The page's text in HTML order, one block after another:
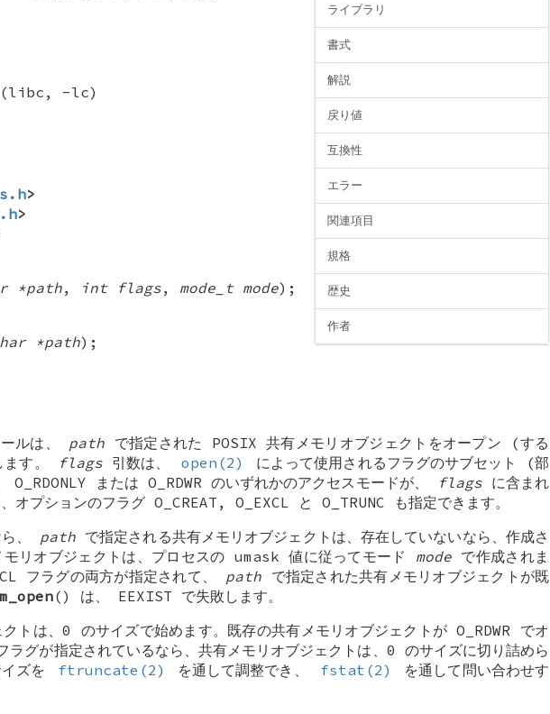
ライブラリ
書式
解説
戻り値
互換性
エラー
関連項目
規格
歴史
作者
(libc, -lc)
>
>
*path, int flags, mode_t mode);
*path);
ルは、 path で指定された POSIX 共有メモリオブジェクトをオープン (する
す。
flags引数は、 open(2)
によって使用されるフラグのサブセット (部
O_RDONLY または O_RDWRのいずれかのアクセスモードが、 flagsに含まれ
オプションのフラグ O_CREAT , O_EXCL と O_TRUNC も指定できます。
、 path で指定される共有メモリオブジェクトは、存在していないなら、作成さ
モリオブジェクトは、プロセスの umask 値に従ってモード mode で作成されま
フラグの両方が指定されて、 path で指定された共有メモリオブジェクトが既
() は、 EEXIST で失敗します。
クトは、0 のサイズで始めます。既存の共有メモリオブジェクトがO_RDWR でオ
ラグが指定されているなら、共有メモリオブジェクトは、0 のサイズに切り詰めら
ズを
ftruncate(2) を通して調整でき、 fstat(2)
を通して問い合わせす